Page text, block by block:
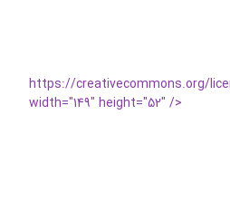
https://creativecommons.org/
width="149" height="52" />